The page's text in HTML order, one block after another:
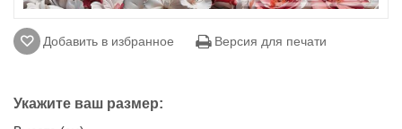
Добавить в избранное Версия для печати
Укажите ваш размер: